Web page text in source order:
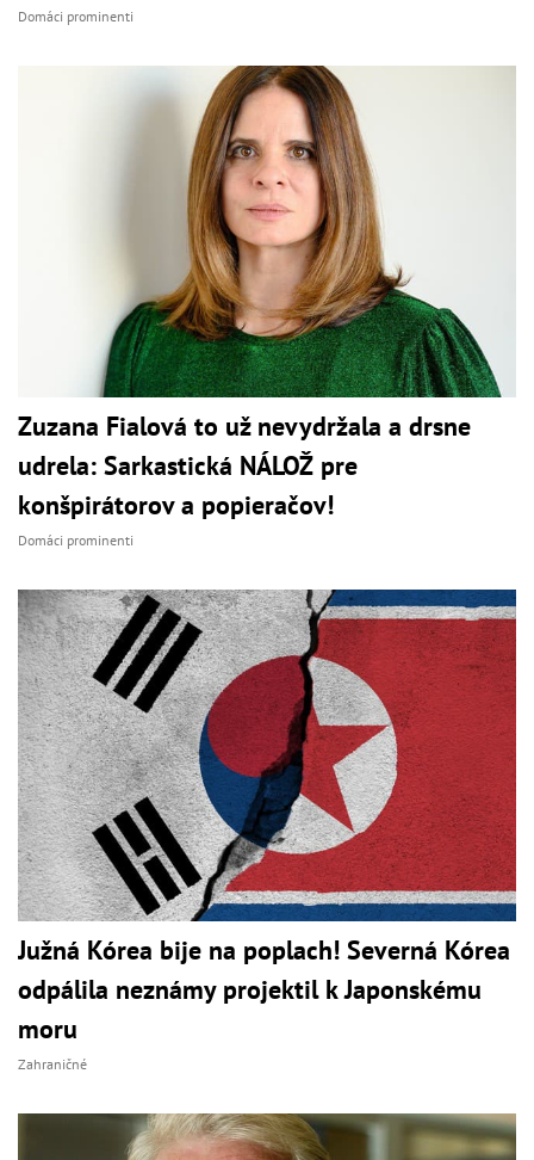
Domáci prominenti
Zuzana Fialová to už nevydržala a drsne
udrela: Sarkastická NÁLOŽ pre
konšpirátorov a popieračov!
Domáci prominenti
Južná Kórea bije na poplach! Severná Kórea
odpálila neznámy projektil k Japonskému
moru
Zahraničné